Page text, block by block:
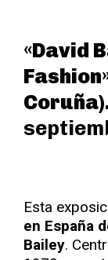
«David
Esta
en España
Bailey.